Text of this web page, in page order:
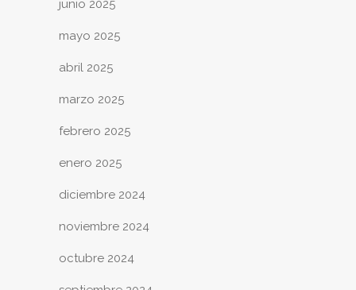
junio 2025
mayo 2025
abril 2025
marzo 2025
febrero 2025
enero 2025
diciembre 2024
noviembre 2024
octubre 2024